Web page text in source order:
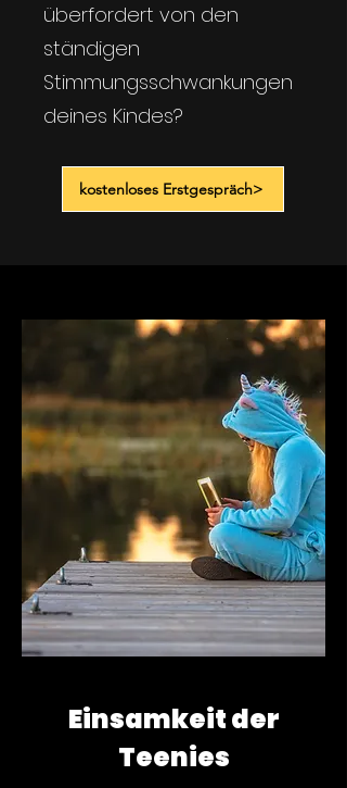
überfordert von den
ständigen
Stimmungsschwankungen
deines Kindes?
kostenloses Erstgespräch>
Einsamkeit der
Teenies